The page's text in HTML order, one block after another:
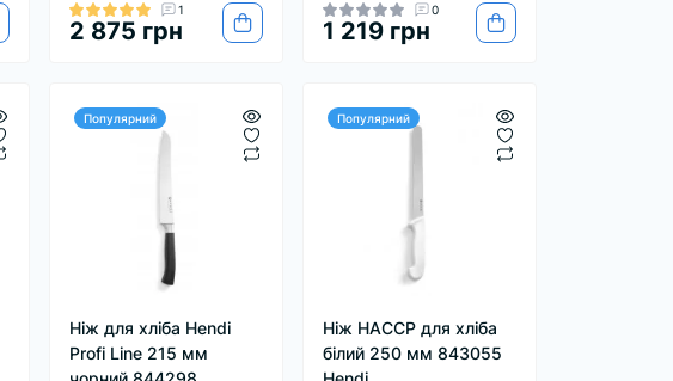
1
2 875 грн
0
1 219 грн
Популярний
Ніж для хліба Hendi
Profi Line 215 мм
Популярний
Ніж HACCP для хліба
білий 250 мм 843055